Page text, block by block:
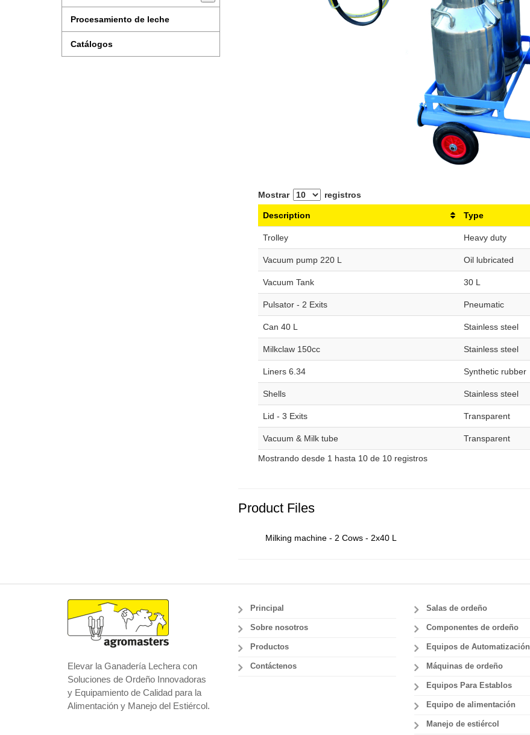
Procesamiento de leche
Catálogos
Mostrar registros
Description
Type
Trolley Heavy duty
Vacuum pump 220 L Oil lubricated
Vacuum Tank 30 L
Pulsator - 2 Exits Pneumatic
Can 40 L Stainless steel
Milkclaw 150cc Stainless steel
Liners 6.34 Synthetic rubber
Shells Stainless steel
Lid - 3 Exits Transparent
Vacuum & Milk tube Transparent
Mostrando desde 1 hasta 10 de 10 registros
Product Files
Milking machine - 2 Cows - 2x40 L
Elevar la Ganadería Lechera con
Soluciones de Ordeño Innovadoras
y Equipamiento de Calidad para la
Alimentación y Manejo del Estiércol.
Principal
Sobre nosotros
Productos
Contáctenos
Salas de ordeño
Componentes de ordeño
Equipos de Automatización
Máquinas de ordeño
Equipos Para Establos
Equipo de alimentación
Manejo de estiércol